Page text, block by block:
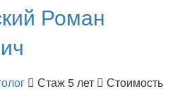
Роман
Стаж 5 лет
Стоимость